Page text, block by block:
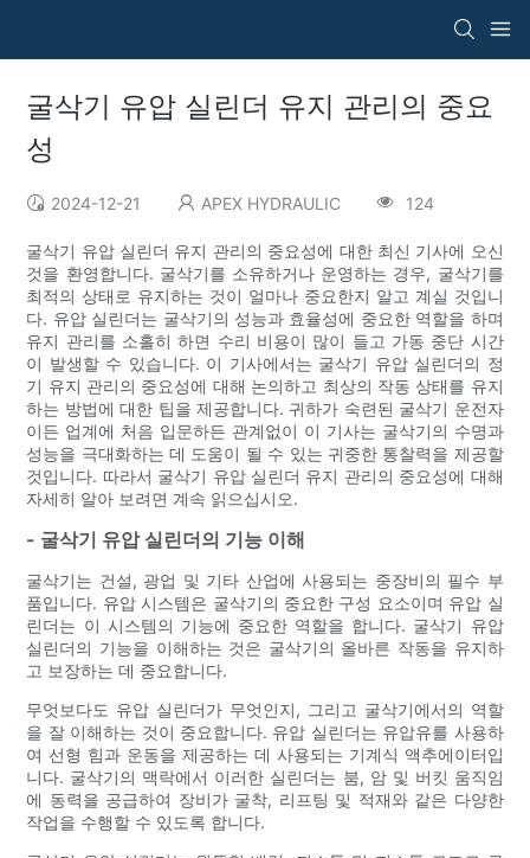
굴삭기 유압 실린더 유지 관리의 중요
성
2024-12-21 APEX HYDRAULIC 124
굴삭기 유압 실린더 유지 관리의 중요성에 대한 최신 기사에 오신
것을 환영합니다. 굴삭기를 소유하거나 운영하는 경우, 굴삭기를
최적의 상태로 유지하는 것이 얼마나 중요한지 알고 계실 것입니
다. 유압 실린더는 굴삭기의 성능과 효율성에 중요한 역할을 하며
유지 관리를 소홀히 하면 수리 비용이 많이 들고 가동 중단 시간
이 발생할 수 있습니다. 이 기사에서는 굴삭기 유압 실린더의 정
기 유지 관리의 중요성에 대해 논의하고 최상의 작동 상태를 유지
하는 방법에 대한 팁을 제공합니다. 귀하가 숙련된 굴삭기 운전자
이든 업계에 처음 입문하든 관계없이 이 기사는 굴삭기의 수명과
성능을 극대화하는 데 도움이 될 수 있는 귀중한 통찰력을 제공할
것입니다. 따라서 굴삭기 유압 실린더 유지 관리의 중요성에 대해
자세히 알아 보려면 계속 읽으십시오.
- 굴삭기 유압 실린더의 기능 이해
굴삭기는 건설, 광업 및 기타 산업에 사용되는 중장비의 필수 부
품입니다. 유압 시스템은 굴삭기의 중요한 구성 요소이며 유압 실
린더는 이 시스템의 기능에 중요한 역할을 합니다. 굴삭기 유압
실린더의 기능을 이해하는 것은 굴삭기의 올바른 작동을 유지하
고 보장하는 데 중요합니다.
무엇보다도 유압 실린더가 무엇인지, 그리고 굴삭기에서의 역할
을 잘 이해하는 것이 중요합니다. 유압 실린더는 유압유를 사용하
여 선형 힘과 운동을 제공하는 데 사용되는 기계식 액추에이터입
니다. 굴삭기의 맥락에서 이러한 실린더는 붐, 암 및 버킷 움직임
에 동력을 공급하여 장비가 굴착, 리프팅 및 적재와 같은 다양한
작업을 수행할 수 있도록 합니다.